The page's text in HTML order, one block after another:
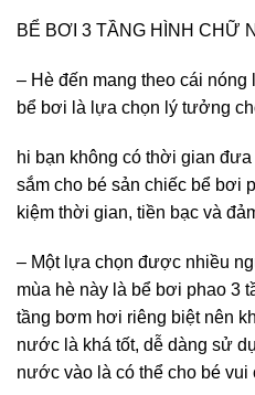
BỂ BƠI 3 TẦNG HÌNH CHỮ
– Hè đến mang theo cái
bể bơi là lựa chọn lý tưởng
hi bạn không có thời gian
sắm cho bé sản chiếc bể bơi
kiệm thời gian, tiền bạc và
– Một lựa chọn được nhiều
mùa hè này là bể bơi phao 3
tầng bơm hơi riêng biệt nên
nước là khá tốt, dễ dàng sử
nước vào là có thể cho bé vui